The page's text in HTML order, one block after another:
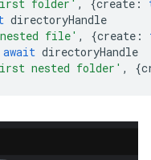
folder' , {create :
directoryHandle
file' , {create :
await directoryHandle
nested folder' , {